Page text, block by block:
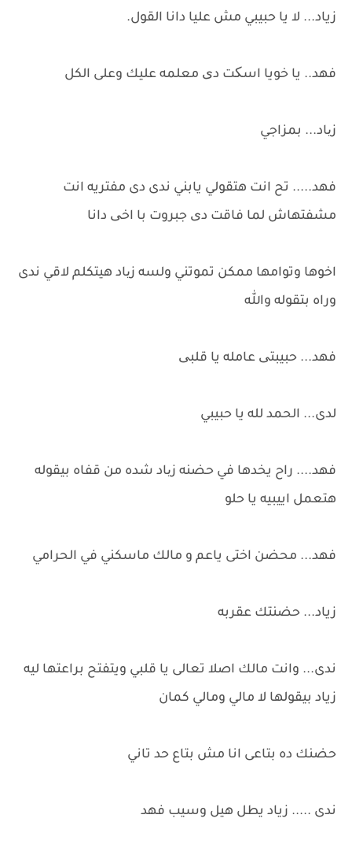
زياد... لا يا حبيبي مش عليا دانا القول.
فهد.. يا خويا اسکت دی معلمه عليك وعلى الكل
زیاد... بمزاجي
فهد..... تح انت هتقولي يابني ندى دى مفتريه انت
مشفتهاش لما فاقت دی جبروت با اخی دانا
اخوها وتوامها ممكن تموتني ولسه زیاد هيتكلم لاقي ندى
وراه بتقوله والله
فهد... حبيبتی عامله يا قلبی
لدى... الحمد لله يا حبيبي
فهد.... راح يخدها في حضنه زیاد شده من قفاه بيقوله
هتعمل اييبيه يا حلو
فهد... محضن اختى ياعم و مالك ماسكني في الحرامي
زياد... حضنتك عقربه
ندى... وانت مالك اصلا تعالى يا قلبي ويتفتح براعتها ليه
زياد بيقولها لا مالي ومالي كمان
حضنك ده بتاعى انا مش بتاع حد تاني
ندى ..... زياد يطل هيل وسيب فهد